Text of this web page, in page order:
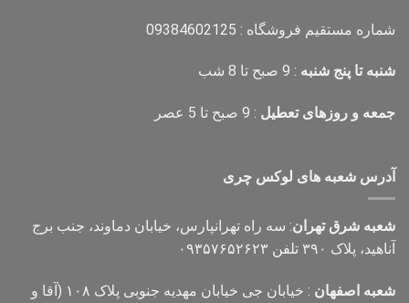
شماره مستقیم فروشگاه : 09384602125
شنبه تا پنج شنبه : 9 صبح تا 8 شب
جمعه و روزهای تعطیل : 9 صبح تا 5 عصر
آدرس شعبه های لوکس چری
شعبه شرق تهران: سه راه تهرانپارس، خیابان دماوند، جنب برج
آناهید، پلاک ۳۹۰ تلفن ۰۹۳۵۷۶۵۲۶۲۳
شعبه اصفهان
: خیابان جی خیابان مهدیه جنوبی پلاک ۱۰۸ (آقا و